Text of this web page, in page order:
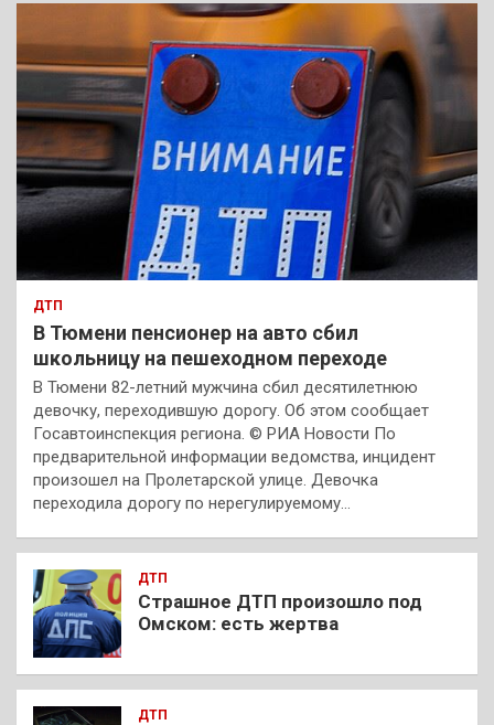
ДТП
В Тюмени пенсионер на авто сбил
школьницу на пешеходном переходе
В Тюмени 82-летний мужчина сбил десятилетнюю
девочку, переходившую дорогу. Об этом сообщает
Госавтоинспекция региона. © РИА Новости По
предварительной информации ведомства, инцидент
произошел на Пролетарской улице. Девочка
переходила дорогу по нерегулируемому…
ДТП
Страшное ДТП произошло под
Омском: есть жертва
ДТП